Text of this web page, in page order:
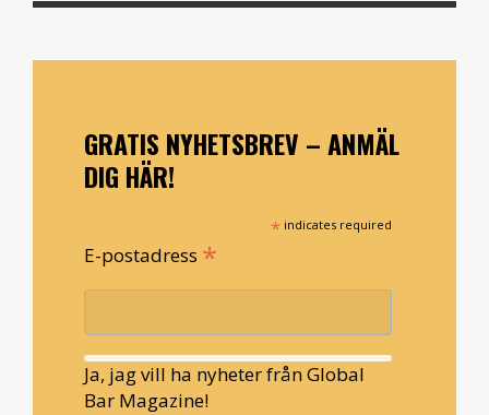
GRATIS NYHETSBREV – ANMÄL
DIG HÄR!
* indicates required
E-postadress *
Ja, jag vill ha nyheter från Global
Bar Magazine!